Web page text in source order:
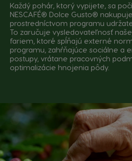
Každý pohár, ktorý vypijete, sa
NESCAFÉ® Dolce Gusto®
prostredníctvom programu
To zaručuje vysledovateľnosť
fariem, ktoré spĺňajú externé
programu, zahŕňajúce sociálne a
postupy, vrátane pracovných
optimalizácie hnojenia pôdy.